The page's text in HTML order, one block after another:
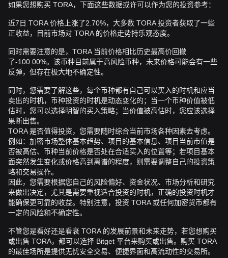
如果您想购买 TORA，下面这些数据或许可以作为您的投资参考：
近7日 TORA 价格上涨了2.70%，大多数 TORA 投资者获取了一些
正收益，目前市场对 TORA 的价格走势持乐观态度。
同时需要注意的是，TORA 当前价格相比历史最高价回撤
了-100.00%。该币种目前属于高风险币种，未来价格可能会有一些
反弹，但存在极大地不确定性。
同时，您需要了解这些，每个币种都有自己可以买入的时机和应当
卖出的时机，币种投资的时机是动态变化的；当一个币种价值被低
估时，您可以选择明智的买入策略；当价值被高估时，您应该选择
果断出售。
TORA 是否值得投资，您需要随时综合当前市场各种因素去考虑。
例如：加密市场整体基本趋势、项目的基本信息、项目当前市值是
否被高估、币种当前价格是否处在合适买入的位置等；若项目基本
面突然发生变化或价格高到离谱的程度，则需要调整自己的投资策
略和交易操作。
因此，您需要根据您自己的风险偏好、资金状况、市场分析和研究
来做出决定，尤其是需要重视适合投资的时机，正确的投资时机才
能确保更可靠的收益。特别注意，投资 TORA 或任何加密货币都有
一定的风险和不确定性。
不管您是看好还是看衰 TORA 的发展前景和未来走势，若您想购买
或出售 TORA，都可以选择 Bitget 平台来购买或出售。购买 TORA
的最佳场所是提供无忧安全交易、便捷界面和高流动性的交易所。